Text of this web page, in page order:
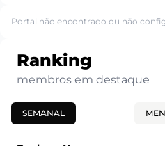
Portal não encontrado ou não
Ranking
membros em destaque
SEMANAL